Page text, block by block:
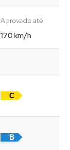
Aprovado até
170 km/h
C
B